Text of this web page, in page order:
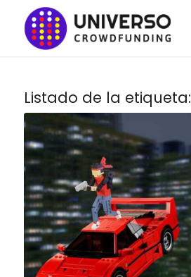
Listado de la etiqueta: